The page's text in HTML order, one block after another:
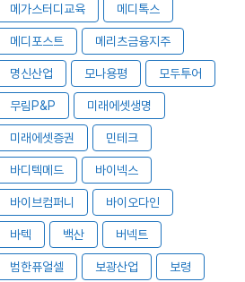
메가스터디교육 메디톡스
메디포스트 메리츠금융지주
명신산업 모나용평 모두투어
무림P&P 미래에셋생명
미래에셋증권 민테크
바디텍메드 바이넥스
바이브컴퍼니 바이오다인
바텍 백산 버넥트
범한퓨얼셀 보광산업 보령